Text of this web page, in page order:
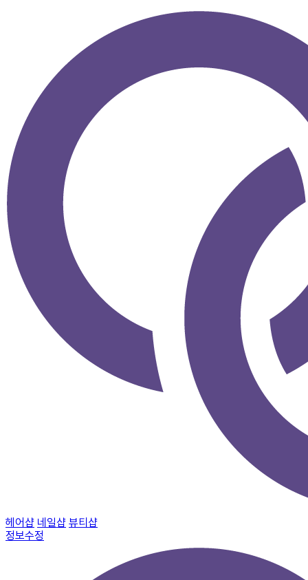
헤어샵 네일샵 뷰티샵
정보수정